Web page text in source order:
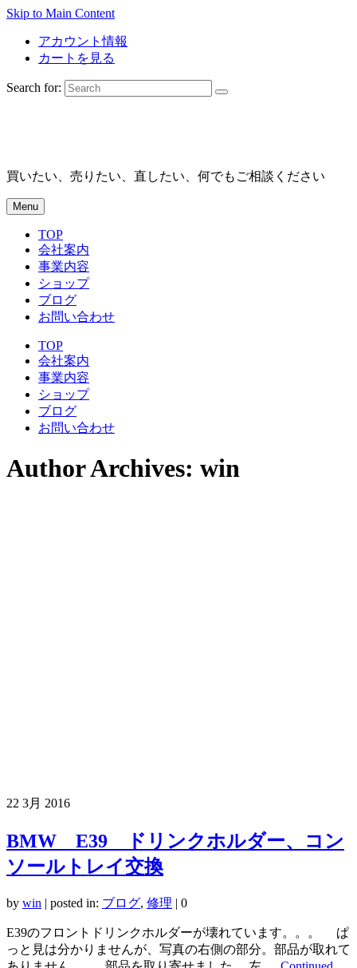
Skip to Main Content
アカウント情報
カートを見る
Search for:
買いたい、売りたい、直したい、何でもご相談ください
Menu
TOP
会社案内
事業内容
ショップ
ブログ
お問い合わせ
TOP
会社案内
事業内容
ショップ
ブログ
お問い合わせ
Author Archives: win
22 3月 2016
BMW E39 ドリンクホルダー、コン
ソールトレイ交換
by win | posted in: ブログ, 修理 | 0
E39のフロントドリンクホルダーが壊れています。。。 ぱ
っと見は分かりませんが、写真の右側の部分。部品が取れて